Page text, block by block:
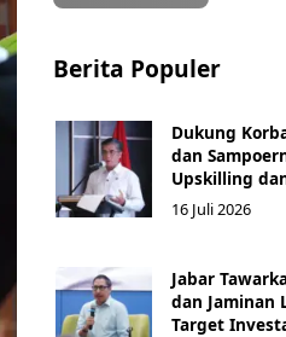
Berita Populer
Dukung
dan
Upskilling
16 Juli 2026
Jabar
dan Jaminan
Target